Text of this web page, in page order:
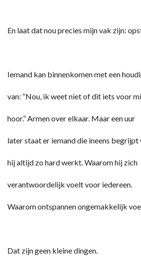
En laat dat nou precies mijn vak zijn:
Iemand kan binnenkomen met een
van: “Nou, ik weet niet of dit iets voor
hoor.” Armen over elkaar. Maar een uur
later staat er iemand die ineens begrijpt
hij altijd zo hard werkt. Waarom hij
verantwoordelijk voelt voor iedereen.
Waarom ontspannen ongemakkelijk
Dat zijn geen kleine dingen.